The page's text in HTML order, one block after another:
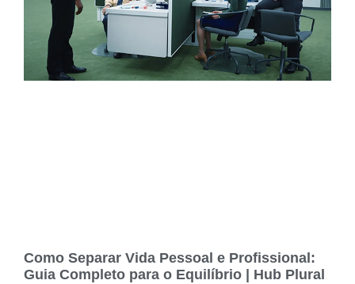
Como Separar Vida Pessoal e Profissional:
Guia Completo para o Equilíbrio | Hub Plural